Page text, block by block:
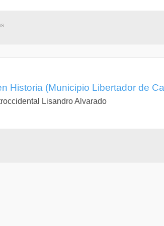
Historia (Municipio Libertador de
Lisandro Alvarado